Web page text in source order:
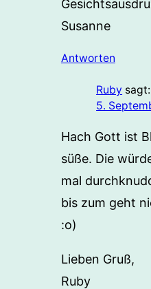
Susanne
Antworten
Ruby sagt:
5.
Hach Gott ist
süße. Die
mal
bis zum geht
:o)
Lieben Gruß,
Ruby